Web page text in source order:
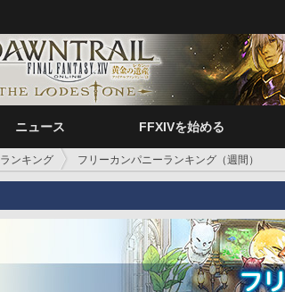
ニュース FFXIVを始める
ランキング フリーカンパニーランキング（週間）